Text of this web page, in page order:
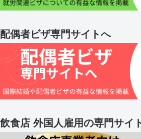
配偶者ビザ専門サイトへ
飲食店 外国人雇用の専門サイ